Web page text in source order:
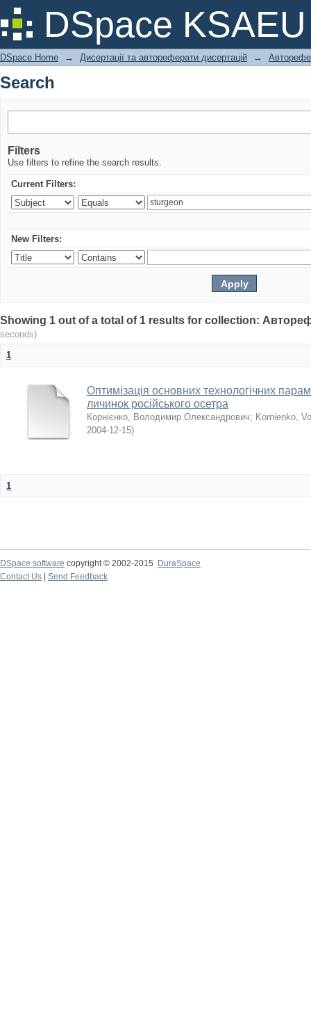
DSpace KSAEU
Search
DSpace Home → Дисертації та автореферати дисертацій →
Search
Filters
Use filters to refine the search results.
Current Filters:
New Filters:
Showing 1 out of a total of 1 results for collection:
seconds)
1
Оптимізація основних технологічних
личинок російського осетра
Корнієнко, Володимир Олександрович; Kornienko,
2004-12-15)
1
DSpace software copyright © 2002-2015
DuraSpace
Contact Us
Send Feedback